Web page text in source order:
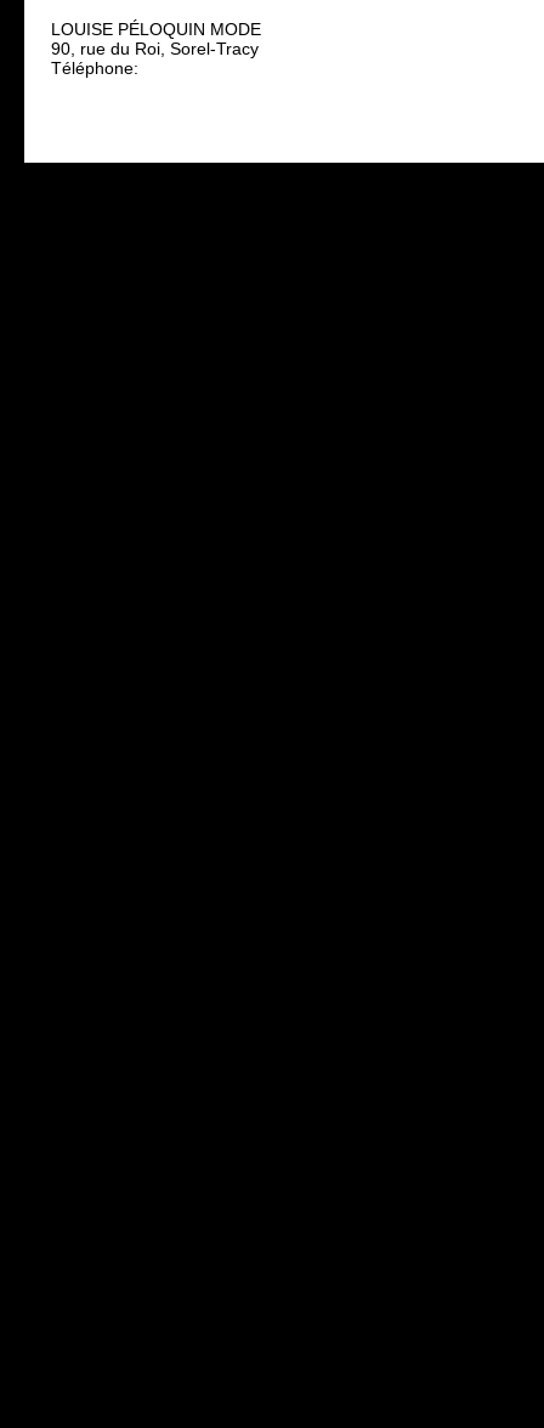
LOUISE PÉLOQUIN MODE
90, rue du Roi, Sorel-Tracy
Téléphone: